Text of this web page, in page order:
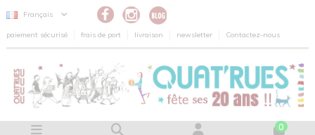
Panneau de gestion des cookies
Français
paiement sécurisé frais de port livraison newsletter Contactez-nous
0